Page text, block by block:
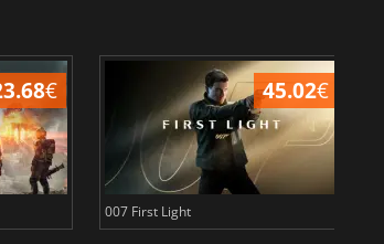
€ 45.02€
007 First Light